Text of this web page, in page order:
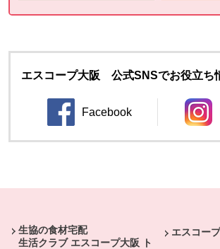
エスコープ大阪 公式SNSでお役立ち
Facebook
別のウィンドウで開きま
生協の食材宅配
生活クラブ エスコープ大阪 ト
エスコー